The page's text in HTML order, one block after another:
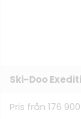
Ski-Doo
Pris från 176